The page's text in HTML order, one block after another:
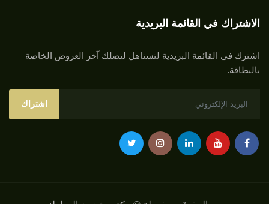
الاشتراك في القائمة البريدية
اشترك في القائمة البريدية لتستاهل لتصلك آخر العروض الخاصة
بالبطاقة.
اشتراك